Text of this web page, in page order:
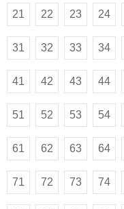
21 22 23 24
31 32 33 34
41 42 43 44
51 52 53 54
61 62 63 64
71 72 73 74